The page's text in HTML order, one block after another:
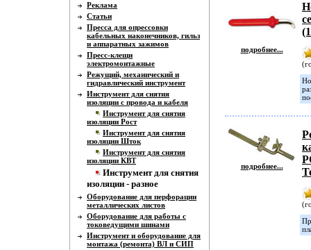
Реклама
Статьи
Пресса для опрессовки
кабельных наконечников, гильз
и аппаратных зажимов
Пресс-клещи
электромонтажные
Режущий, механический и
гидравлический инструмент
Инструмент для снятия
изоляции с провода и кабеля
Инструмент для снятия
изоляции Рост
Инструмент для снятия
изоляции Шток
Инструмент для снятия
изоляции КВТ
Инструмент для снятия
изоляции - разное
Оборудование для перфорации
металлических листов
Оборудование для работы с
токоведущими шинами
Инструмент и оборудование для
монтажа (ремонта) ВЛ и СИП
подробнее...
подробнее...